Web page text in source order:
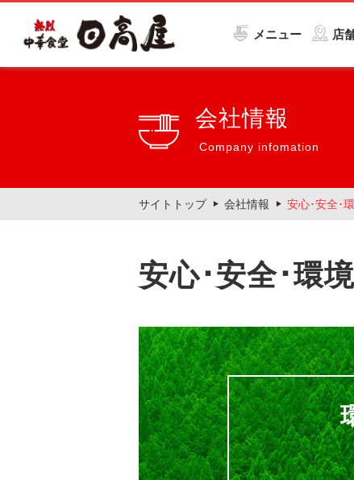
メニュー 店
会社情報
Company infomation
サイトトップ 会社情報 安心･安全･
安心･安全･環